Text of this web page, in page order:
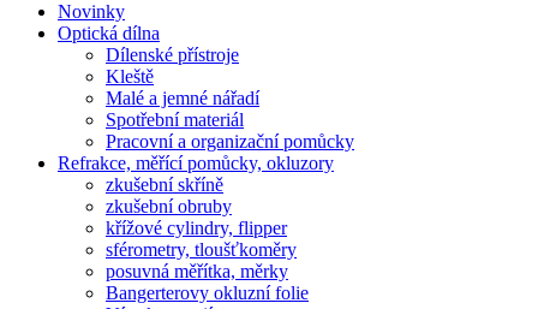
Novinky
Optická dílna
Dílenské přístroje
Kleště
Malé a jemné nářadí
Spotřební materiál
Pracovní a organizační pomůcky
Refrakce, měřící pomůcky, okluzory
zkušební skříně
zkušební obruby
křížové cylindry, flipper
sférometry, tloušťkoměry
posuvná měřítka, měrky
Bangerterovy okluzní folie